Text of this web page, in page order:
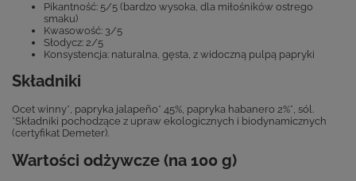
Pikantność: 5/5 (bardzo wysoka, dla miłośników ostrego
smaku)
Kwasowość: 3/5
Słodycz: 2/5
Konsystencja: naturalna, gęsta, z widoczną pulpą papryki
Składniki
Ocet winny*, papryka jalapeño* 45%, papryka habanero 2%*, sól.
*Składniki pochodzące z upraw ekologicznych i biodynamicznych
(certyfikat Demeter).
Wartości odżywcze (na 100 g)